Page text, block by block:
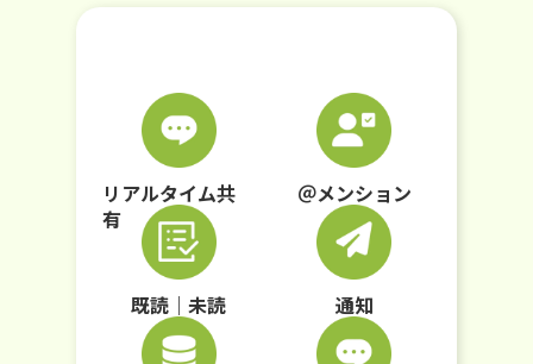
リアルタイム共
有
＠メンション
既読｜未読 通知